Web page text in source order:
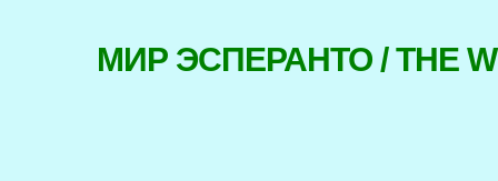
МИР ЭСПЕРАНТО / THE